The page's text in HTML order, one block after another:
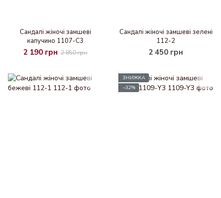
Сандалі жіночі замшеві
капучино 1107-C3
2 190 грн 2 850 грн
Сандалі жіночі замшеві зелені
112-2
2 450 грн
ЗНИЖКА
−32%